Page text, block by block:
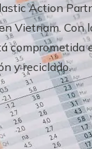
Action
Vietnam. Con
comprometida
y reciclado.